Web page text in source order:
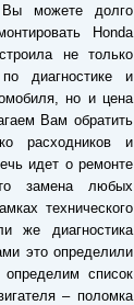
Вы можете долго
Honda
не только
диагностике и
но и цена
Вам обратить
расходников и
идет о ремонте
замена любых
технического
же диагностика
это определили
список
– поломка